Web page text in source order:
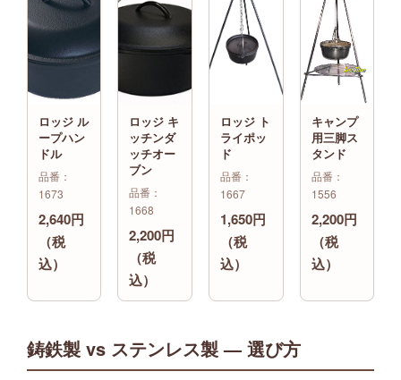
ロッジ ル
ープハン
ドル
品番：
1673
2,640円
（税
込）
ロッジ キ
ッチンダ
ッチオー
ブン
品番：
1668
2,200円
（税
込）
ロッジ ト
ライポッ
ド
品番：
1667
1,650円
（税
込）
キャンプ
用三脚ス
タンド
品番：
1556
2,200円
（税
込）
鋳鉄製 vs ステンレス製 — 選び方